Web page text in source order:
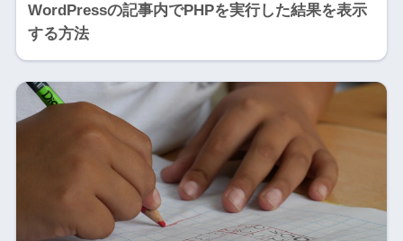
WordPressの記事内でPHPを実行した結果を表示
する方法